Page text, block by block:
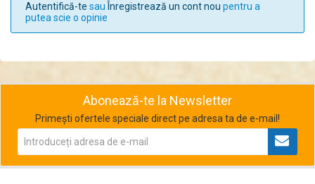
Autentifică-te sau Înregistrează un cont nou pentru a
putea scie o opinie
Abonează-te la Newsletter
Primești ofertele speciale direct pe adresa ta de e-mail!